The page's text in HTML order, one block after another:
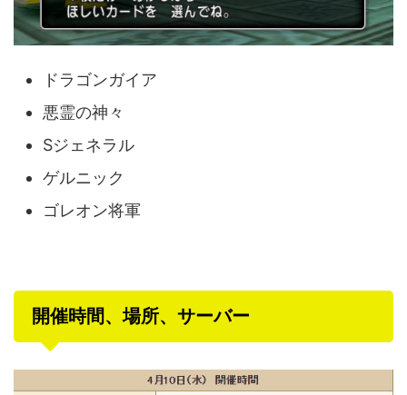
ドラゴンガイア
悪霊の神々
Sジェネラル
ゲルニック
ゴレオン将軍
開催時間、場所、サーバー